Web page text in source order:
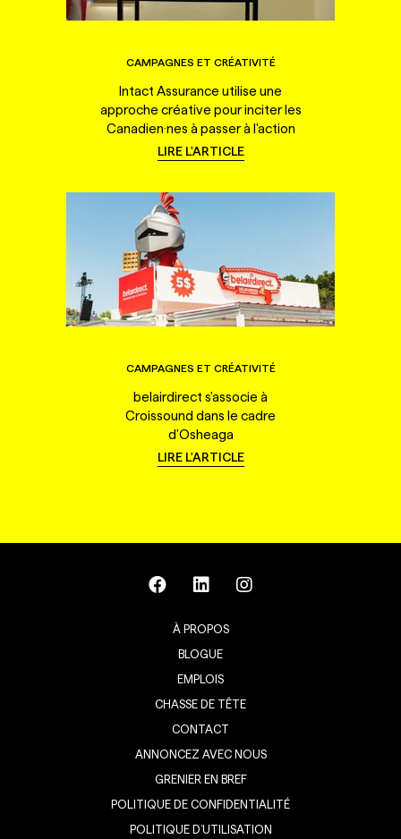
CAMPAGNES ET CRÉATIVITÉ
Intact Assurance utilise une
approche créative pour inciter les
Canadien·nes à passer à l'action
LIRE L'ARTICLE
CAMPAGNES ET CRÉATIVITÉ
belairdirect s'associe à
Croissound dans le cadre
d'Osheaga
LIRE L'ARTICLE
À PROPOS
BLOGUE
EMPLOIS
CHASSE DE TÊTE
CONTACT
ANNONCEZ AVEC NOUS
GRENIER EN BREF
POLITIQUE DE CONFIDENTIALITÉ
POLITIQUE D’UTILISATION